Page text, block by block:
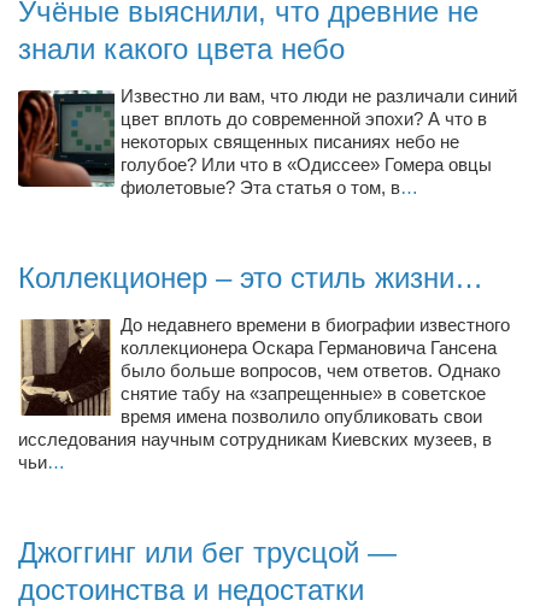
Учёные выяснили, что древние не
знали какого цвета небо
Известно ли вам, что люди не различали синий
цвет вплоть до современной эпохи? А что в
некоторых священных писаниях небо не
голубое? Или что в «Одиссее» Гомера овцы
фиолетовые? Эта статья о том, в…
Коллекционер – это стиль жизни…
До недавнего времени в биографии известного
коллекционера Оскара Германовича Гансена
было больше вопросов, чем ответов. Однако
снятие табу на «запрещенные» в советское
время имена позволило опубликовать свои
исследования научным сотрудникам Киевских музеев, в
чьи…
Джоггинг или бег трусцой —
достоинства и недостатки